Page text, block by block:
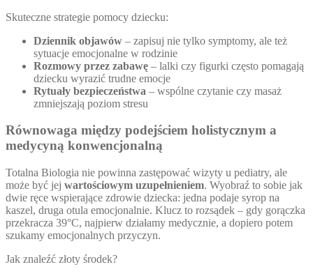
Skuteczne strategie pomocy dziecku:
Dziennik objawów – zapisuj nie tylko symptomy, ale też
sytuacje emocjonalne w rodzinie
Rozmowy przez zabawę – lalki czy figurki często pomagają
dziecku wyrazić trudne emocje
Rytuały bezpieczeństwa – wspólne czytanie czy masaż
zmniejszają poziom stresu
Równowaga między podejściem holistycznym a
medycyną konwencjonalną
Totalna Biologia nie powinna zastępować wizyty u pediatry, ale
może być jej wartościowym uzupełnieniem. Wyobraź to sobie jak
dwie ręce wspierające zdrowie dziecka: jedna podaje syrop na
kaszel, druga otula emocjonalnie. Klucz to rozsądek – gdy gorączka
przekracza 39°C, najpierw działamy medycznie, a dopiero potem
szukamy emocjonalnych przyczyn.
Jak znaleźć złoty środek?